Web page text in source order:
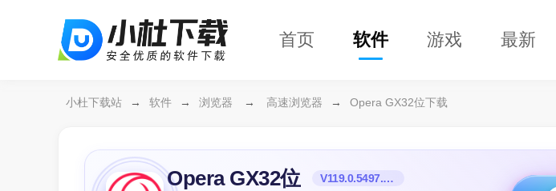
首页 软件 游戏 最新
小杜下载站 → 软件 → 浏览器 → 高速浏览器 → Opera GX32位下载
Opera GX32位 V119.0.5497.163